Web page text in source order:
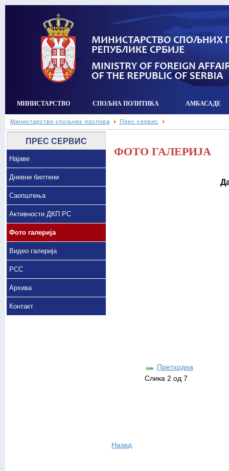
МИНИСТАРСТВО СПОЉНА ПОЛИТИКА АМБАСАДЕ
Министарство спољних послова Прес сервис
ПРЕС СЕРВИС
Најаве
Дневни билтени
Саопштења
Активности ДКП РС
Фото галерија
Видео галерија
РСС
Архива
Контакт
ФОТО ГАЛЕРИЈА
Претходна
Слика 2 од 7
Назад